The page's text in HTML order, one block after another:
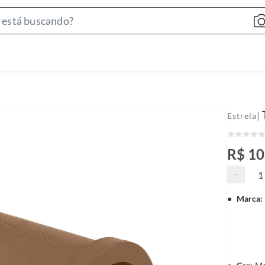
Estrela|
R$
−
Marca: